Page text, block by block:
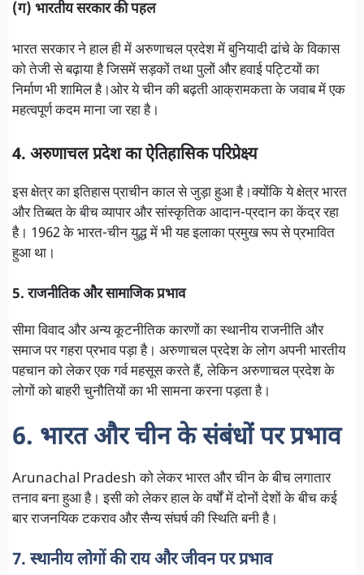
(ग) भारतीय सरकार की पहल
भारत सरकार ने हाल ही में अरुणाचल प्रदेश में बुनियादी ढांचे के विकास
को तेजी से बढ़ाया है जिसमें सड़कों तथा पुलों और हवाई पट्टियों का
निर्माण भी शामिल है।ओर ये चीन की बढ़ती आक्रामकता के जवाब में एक
महत्वपूर्ण कदम माना जा रहा है।
4. अरुणाचल प्रदेश का ऐतिहासिक परिप्रेक्ष्य
इस क्षेत्र का इतिहास प्राचीन काल से जुड़ा हुआ है।क्योंकि ये क्षेत्र भारत
और तिब्बत के बीच व्यापार और सांस्कृतिक आदान-प्रदान का केंद्र रहा
है। 1962 के भारत-चीन युद्ध में भी यह इलाका प्रमुख रूप से प्रभावित
हुआ था।
5. राजनीतिक और सामाजिक प्रभाव
सीमा विवाद और अन्य कूटनीतिक कारणों का स्थानीय राजनीति और
समाज पर गहरा प्रभाव पड़ा है। अरुणाचल प्रदेश के लोग अपनी भारतीय
पहचान को लेकर एक गर्व महसूस करते हैं, लेकिन अरुणाचल प्रदेश के
लोगों को बाहरी चुनौतियों का भी सामना करना पड़ता है।
6. भारत और चीन के संबंधों पर प्रभाव
Arunachal Pradesh को लेकर भारत और चीन के बीच लगातार
तनाव बना हुआ है। इसी को लेकर हाल के वर्षों में दोनों देशों के बीच कई
बार राजनयिक टकराव और सैन्य संघर्ष की स्थिति बनी है।
7. स्थानीय लोगों की राय और जीवन पर प्रभाव